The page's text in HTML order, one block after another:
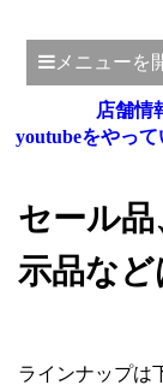
メニューを
店舗情
youtubeをやっ
セール
示品な
ラインナップは